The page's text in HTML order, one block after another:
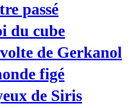
passé
du cube
de Gerkanol
figé
de Siris